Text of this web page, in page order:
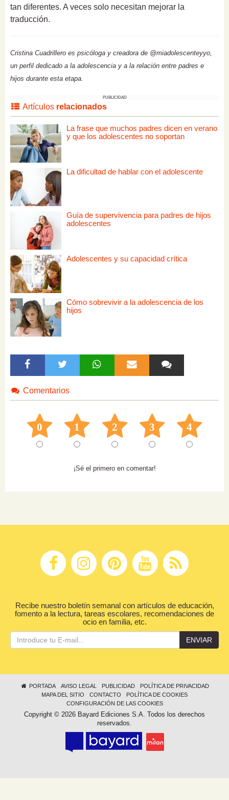
tan diferentes. A veces solo necesitan mejorar la
traducción.
Cristina Cuadrillero es psicóloga y creadora de @miadolescenteyyo,
un perfil dedicado a la adolescencia y a la relación entre padres e
hijos durante esta etapa.
PUBLICIDAD
Artículos relacionados
La frase que muchos padres dicen en verano
y que los adolescentes no soportan
La dificultad de hablar con el adolescente
Guía de supervivencia para padres de hijos
adolescentes
Adolescentes y su capacidad crítica
Cómo sobrevivir a la adolescencia de los
hijos
Comentarios
0 1 2 3 4
¡Sé el primero en comentar!
Recibe nuestro boletín semanal con artículos de educación,
fomento a la lectura, tareas escolares, recomendaciones de
ocio en familia, etc.
ENVIAR
PORTADA AVISO LEGAL PUBLICIDAD
POLÍTICA DE PRIVACIDAD
MAPA DEL SITIO
CONTACTO
POLÍTICA DE COOKIES
CONFIGURACIÓN DE LAS COOKIES
Copyright © 2026 Bayard Ediciones S.A. Todos los derechos
reservados.